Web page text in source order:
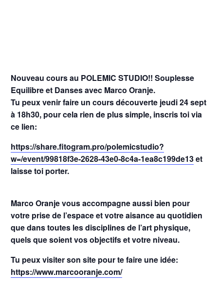
Nouveau cours au POLEMIC STUDIO!! Souplesse
Equilibre et Danses avec Marco Oranje.
Tu peux venir faire un cours découverte jeudi 24 sept
à 18h30, pour cela rien de plus simple, inscris toi via
ce lien:
https://share.fitogram.pro/polemicstudio?
w=/event/99818f3e-2628-43e0-8c4a-1ea8c199de13et
laisse toi porter.
Marco Oranje vous accompagne aussi bien pour
votre prise de l’espace et votre aisance au quotidien
que dans toutes les disciplines de l’art physique,
quels que soient vos objectifs et votre niveau.
Tu peux visiter son site pour te faire une idée:
https://www.marcooranje.com/